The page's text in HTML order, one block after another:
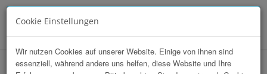
Cookie Einstellungen
Wir nutzen Cookies auf unserer Website. Einige von ihnen sind
essenziell, während andere uns helfen, diese Website und Ihre